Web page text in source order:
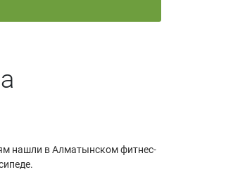
нашли в Алматынском фитнес-